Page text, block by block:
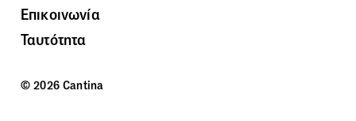
Επικοινωνία
Ταυτότητα
© 2026 Cantina